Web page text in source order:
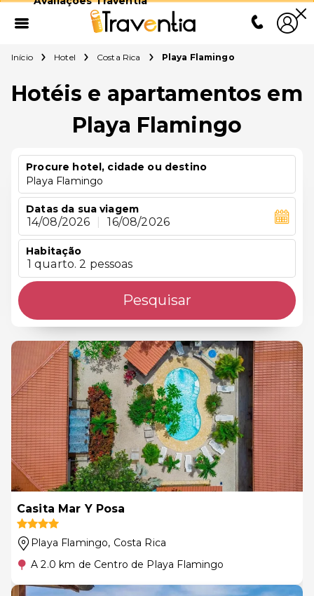
Início Hotel Costa Rica Playa Flamingo
Hotéis e apartamentos em
Playa Flamingo
Procure hotel, cidade ou destino
Playa Flamingo
Datas da sua viagem
14/08/2026 16/08/2026
Habitação
1 quarto. 2 pessoas
Pesquisar
Casita Mar Y Posa
Playa Flamingo, Costa Rica
A 2.0 km de Centro de Playa Flamingo